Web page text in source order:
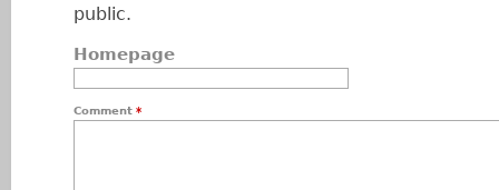
public.
Homepage
Comment *